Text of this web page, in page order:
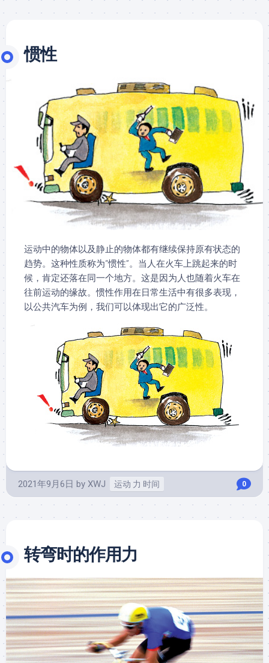
惯性
运动中的物体以及静止的物体都有继续保持原有状态的
趋势。这种性质称为“惯性”。当人在火车上跳起来的时
候，肯定还落在同一个地方。这是因为人也随着火车在
往前运动的缘故。惯性作用在日常生活中有很多表现，
以公共汽车为例，我们可以体现出它的广泛性。
2021年9月6日 by XWJ 运动 力 时间 0
转弯时的作用力